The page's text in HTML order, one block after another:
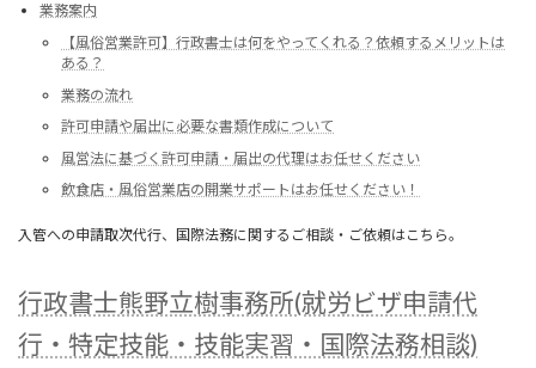
業務案内
【風俗営業許可】行政書士は何をやってくれる？依頼するメリットは
ある？
業務の流れ
許可申請や届出に必要な書類作成について
風営法に基づく許可申請・届出の代理はお任せください
飲食店・風俗営業店の開業サポートはお任せください！
入管への申請取次代行、国際法務に関するご相談・ご依頼はこちら。
行政書士熊野立樹事務所(就労ビザ申請代
行・特定技能・技能実習・国際法務相談)